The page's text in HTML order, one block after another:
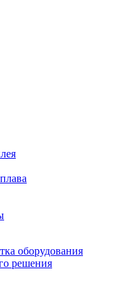
оборудования
решения